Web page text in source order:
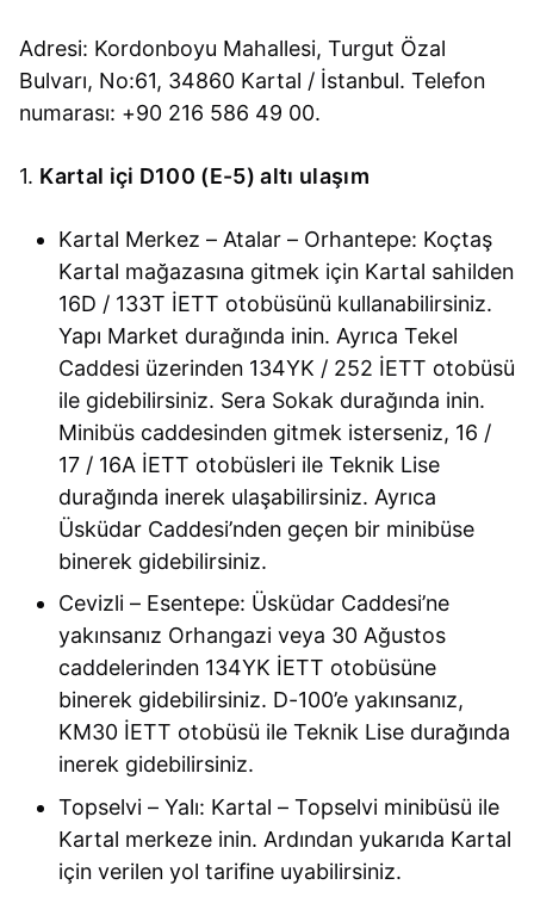
Adresi: Kordonboyu Mahallesi, Turgut Özal
Bulvarı, No:61, 34860 Kartal / İstanbul. Telefon
numarası: +90 216 586 49 00.
1. Kartal içi D100 (E-5) altı ulaşım
Kartal Merkez – Atalar – Orhantepe: Koçtaş
Kartal mağazasına gitmek için Kartal sahilden
16D / 133T İETT otobüsünü kullanabilirsiniz.
Yapı Market durağında inin. Ayrıca Tekel
Caddesi üzerinden 134YK / 252 İETT otobüsü
ile gidebilirsiniz. Sera Sokak durağında inin.
Minibüs caddesinden gitmek isterseniz, 16 /
17 / 16A İETT otobüsleri ile Teknik Lise
durağında inerek ulaşabilirsiniz. Ayrıca
Üsküdar Caddesi’nden geçen bir minibüse
binerek gidebilirsiniz.
Cevizli – Esentepe: Üsküdar Caddesi’ne
yakınsanız Orhangazi veya 30 Ağustos
caddelerinden 134YK İETT otobüsüne
binerek gidebilirsiniz. D-100’e yakınsanız,
KM30 İETT otobüsü ile Teknik Lise durağında
inerek gidebilirsiniz.
Topselvi – Yalı: Kartal – Topselvi minibüsü ile
Kartal merkeze inin. Ardından yukarıda Kartal
için verilen yol tarifine uyabilirsiniz.